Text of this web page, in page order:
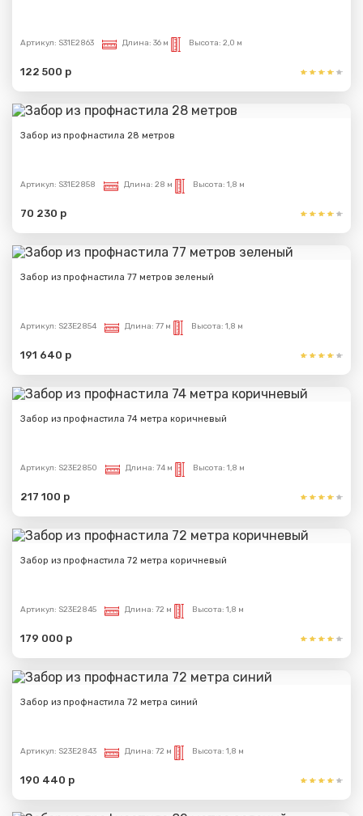
Артикул: S31E2863 Длина: 36 м Высота: 2,0 м
122 500 р
Забор из профнастила 28 метров
Артикул: S31E2858 Длина: 28 м Высота: 1,8 м
70 230 р
Забор из профнастила 77 метров зеленый
Артикул: S23E2854 Длина: 77 м Высота: 1,8 м
191 640 р
Забор из профнастила 74 метра коричневый
Артикул: S23E2850 Длина: 74 м Высота: 1,8 м
217 100 р
Забор из профнастила 72 метра коричневый
Артикул: S23E2845 Длина: 72 м Высота: 1,8 м
179 000 р
Забор из профнастила 72 метра синий
Артикул: S23E2843 Длина: 72 м Высота: 1,8 м
190 440 р